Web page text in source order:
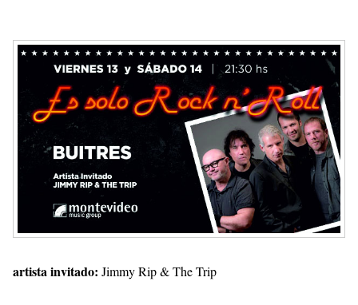
artista invitado: Jimmy Rip & The Trip